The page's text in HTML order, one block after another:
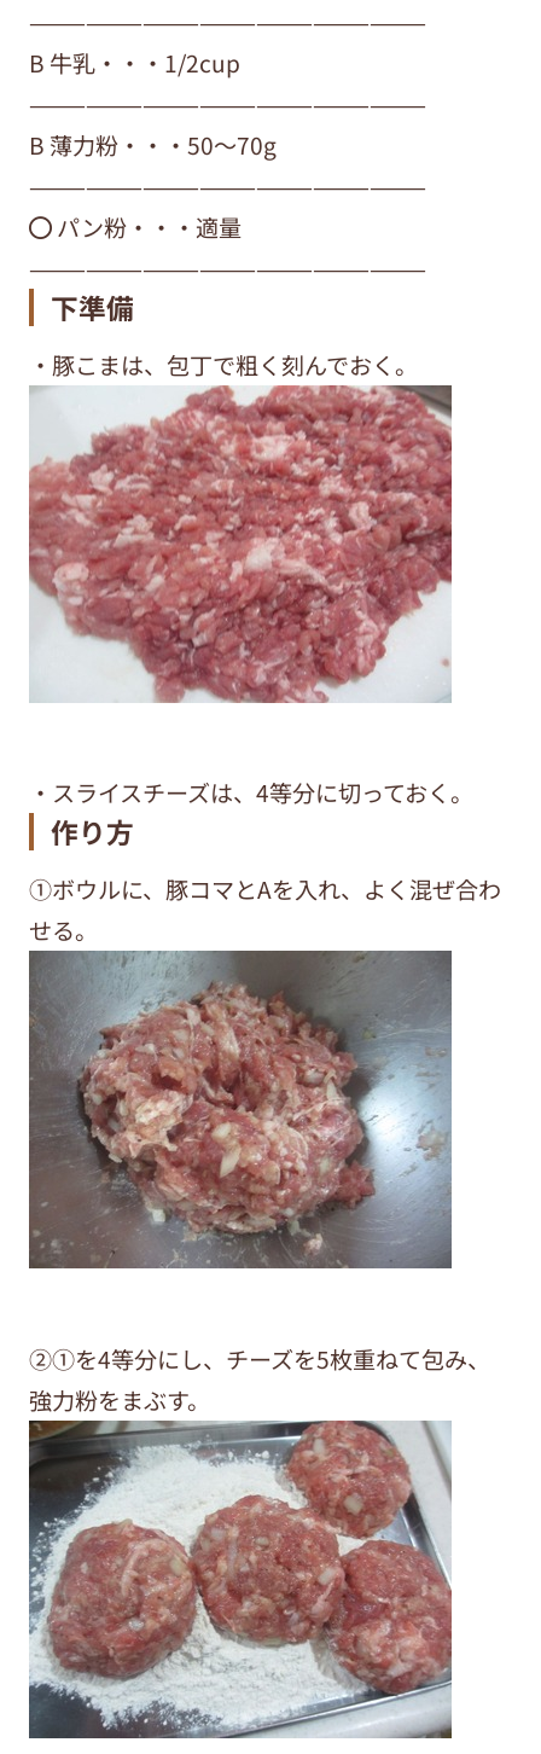
—————————————————————
B 牛乳・・・1/2cup
—————————————————————
B 薄力粉・・・50〜70g
—————————————————————
⚫︎ パン粉・・・適量
—————————————————————
下準備
・豚こまは、包丁で粗く刻んでおく。
・スライスチーズは、4等分に切っておく。
作り方
①ボウルに、豚コマとAを入れ、よく混ぜ合わ
せる。
②①を4等分にし、チーズを5枚重ねて包み、
強力粉をまぶす。